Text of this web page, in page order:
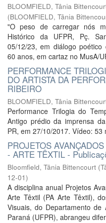
BLOOMFIELD, Tânia
(BLOOMFIELD, Tânia
"O peso de carregar nós
Histórico da UFPR, Pç.
05/12/23, em diálogo
60 anos, em cartaz no MusA/
PERFORMANCE
DO ARTISTA DA
RIBEIRO
BLOOMFIELD, Tânia
Performance Trilogia do
Antigo prédio da imprensa
PR, em 27/10/2017. Vídeo: 53
PROJETOS
- ARTE TÊXTIL -
Bloomfield, Tânia Bittencourt (
12-01)
A disciplina anual Projetos
Arte Têxtil (PA Arte Têxtil),
Visuais, do Departamento
Paraná (UFPR), abrangeu